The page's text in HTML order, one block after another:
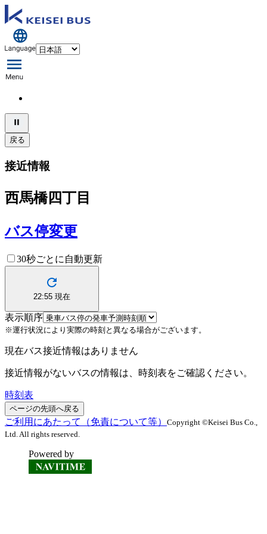
戻る
接近情報
西馬橋四丁目
バス停変更
30秒ごとに自動更新
22:55 現在
表示順序
※運行状況により実際の時刻と異なる場合がございます。
現在バス接近情報はありません
接近情報がないバスの情報は、時刻表をご確認ください。
時刻表
ページの先頭へ戻る
ご利用にあたって（免責について等） Copyright ©Keisei Bus Co.,
Ltd. All rights reserved.
Powered by